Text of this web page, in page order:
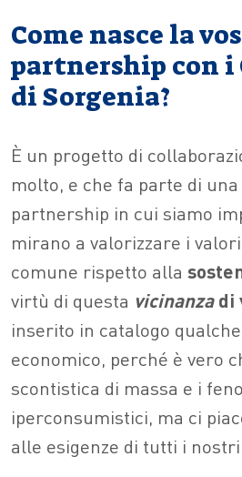
Come nasce la
partnership con i
di Sorgenia?
È un progetto di
molto, e che fa parte di
partnership in cui siamo
mirano a valorizzare i
comune rispetto alla
virtù di questa vicinanzadi
inserito in catalogo
economico, perché è vero
scontistica di massa e i
iperconsumistici, ma ci
alle esigenze di tutti i